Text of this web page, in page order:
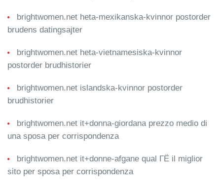
brightwomen.net heta-mexikanska-kvinnor postorder
brudens datingsajter
brightwomen.net heta-vietnamesiska-kvinnor
postorder brudhistorier
brightwomen.net islandska-kvinnor postorder
brudhistorier
brightwomen.net it+donna-giordana prezzo medio di
una sposa per corrispondenza
brightwomen.net it+donne-afgane qual ГЁ il miglior
sito per sposa per corrispondenza